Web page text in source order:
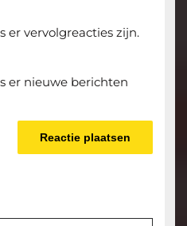
er vervolgreacties zijn.
er nieuwe berichten